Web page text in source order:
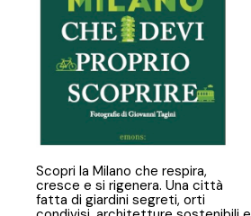
Scopri la Milano che respira,
cresce e si rigenera. Una città
fatta di giardini segreti, orti